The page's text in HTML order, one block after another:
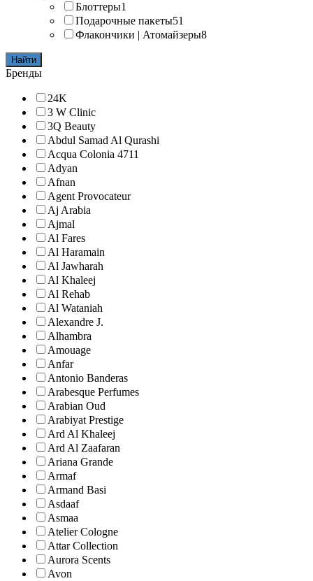
Блоттеры1
Подарочные пакеты51
Флакончики | Атомайзеры8
Найти
Бренды
24K
3 W Clinic
3Q Beauty
Abdul Samad Al Qurashi
Acqua Colonia 4711
Adyan
Afnan
Agent Provocateur
Aj Arabia
Ajmal
Al Fares
Al Haramain
Al Jawharah
Al Khaleej
Al Rehab
Al Wataniah
Alexandre J.
Alhambra
Amouage
Anfar
Antonio Banderas
Arabesque Perfumes
Arabian Oud
Arabiyat Prestige
Ard Al Khaleej
Ard Al Zaafaran
Ariana Grande
Armaf
Armand Basi
Asdaaf
Asmaa
Atelier Cologne
Attar Collection
Aurora Scents
Avon